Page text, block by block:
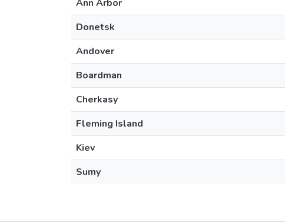
Ann Arbor
Donetsk
Andover
Boardman
Cherkasy
Fleming Island
Kiev
Sumy